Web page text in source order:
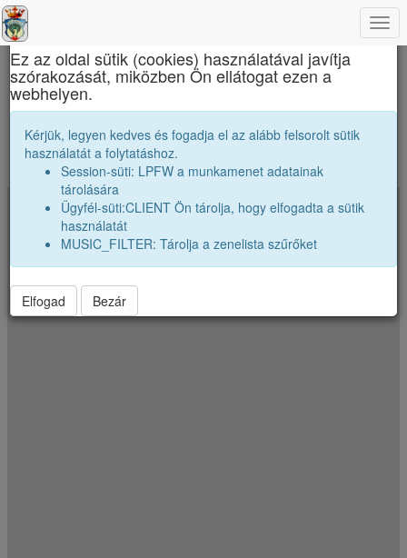
Református Kollégium
Merre szóródtak szét az osztályunk véndiákjai
A koordináták véletlenszerüen el vannak néhány kilométerrel tólva.
Jelenkezz be a pontos poziciók megtekintéséhez.
×
Ez az oldal sütik (cookies) használatával javítja
szórakozását, miközben Ön ellátogat ezen a
webhelyen.
Kérjük, legyen kedves és fogadja el az alább felsorolt sütik
használatát a folytatáshoz.
Session-süti: LPFW a munkamenet adatainak
tárolására
Ügyfél-süti:CLIENT Ön tárolja, hogy elfogadta a sütik
használatát
MUSIC_FILTER: Tárolja a zenelista szűrőket
Elfogad Bezár